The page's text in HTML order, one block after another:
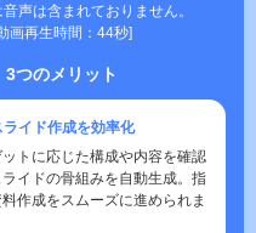
声は含まれておりません。
画再生時間：44秒]
3つのメリット
ライド作成を効率化
トに応じた構成や内容を確認
イドの骨組みを自動生成。指
作成をスムーズに進められま